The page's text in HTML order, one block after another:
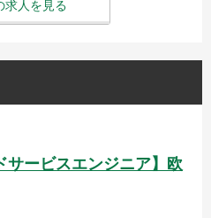
求人を見る
ービスエンジニア】欧